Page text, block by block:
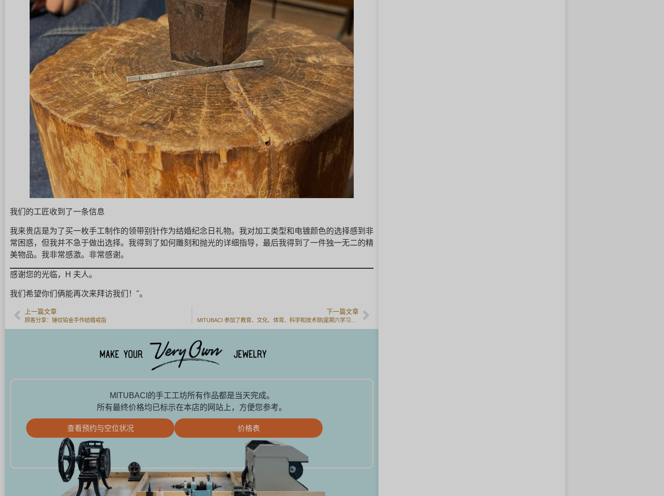
我们的工匠收到了一条信息
我来贵店是为了买一枚手工制作的领带别针作为结婚纪念日礼物。我对加工类型和电镀颜色的选择感到非
常困惑，但我并不急于做出选择。我得到了如何雕刻和抛光的详细指导，最后我得到了一件独一无二的精
美物品。我非常感激。非常感谢。
感谢您的光临，H 夫人。
我们希望你们俩能再次来拜访我们！"。
上一篇文章
顾客分享：锤纹铂金手作结婚戒指
下一篇文章
MITUBACI的手工工坊所有作品都是当天完成。
所有最终价格均已标示在本店的网站上，方便您参考。
查看预约与空位状况 价格表